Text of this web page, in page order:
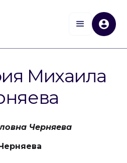
Михаила
Черняева